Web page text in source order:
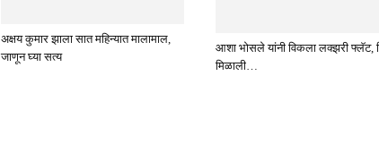
अक्षय कुमार झाला सात महिन्यात मालामाल,
जाणून घ्या सत्य
आशा भोसले यांनी विकला लक्झरी फ्लॅट,
मिळाली…